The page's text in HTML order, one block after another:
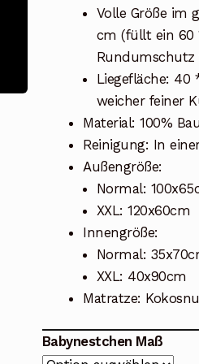
Volle Größe im
cm (füllt ein 60
Rundumschutz
Liegefläche: 40
weicher feiner
Material: 100%
Reinigung: In
Außengröße:
Normal:
XXL: 120x60cm
Innengröße:
Normal:
XXL: 40x90cm
Matratze:
Babynestchen Maß